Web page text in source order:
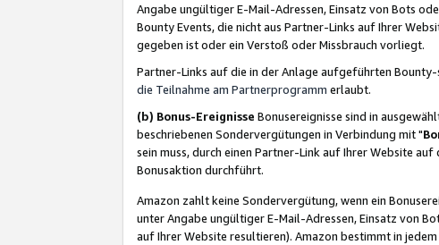
Angabe ungültiger E-Mail-Adressen, Einsatz von Bots
Bounty Events, die nicht aus Partner-Links auf Ihrer
gegeben ist oder ein Verstoß oder Missbrauch vorliegt.
Partner-Links auf die in der Anlage aufgeführten
die Teilnahme am Partnerprogramm erlaubt.
(b) Bonus-Ereignisse Bonusereignisse sind in
beschriebenen Sondervergütungen in Verbindung mit "
sein muss, durch einen Partner-Link auf Ihrer Website
Bonusaktion durchführt.
Amazon zahlt keine Sondervergütung, wenn ein
unter Angabe ungültiger E-Mail-Adressen, Einsatz von
auf Ihrer Website resultieren). Amazon bestimmt in